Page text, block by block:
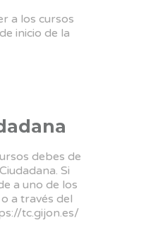
a los cursos
inicio de la
debes de
Si
a uno de los
a través del
tc.gijon.es/